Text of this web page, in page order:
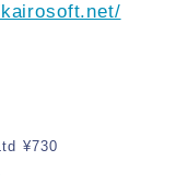
¥730